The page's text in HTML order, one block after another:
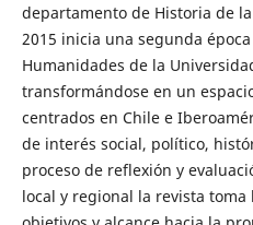
departamento de Historia de
2015 inicia una segunda
Humanidades de la
transformándose en un
centrados en Chile e
de interés social, político,
proceso de reflexión y
local y regional la revista toma